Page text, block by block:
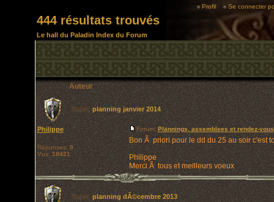
Profil
Se connecter
444 résultats trouvés
Le hall du Paladin Index du Forum
Auteur
Sujet:planning janvier 2014
Philippe
Réponses:9
Vus:18421
Forum:Plannings, assemblees et rendez-vous
Bon Ã priori pour le dd du 25 au soir c'est
Philippe
Merci Ã tous et meilleurs voeux
Sujet:planning dÃ©cembre 2013